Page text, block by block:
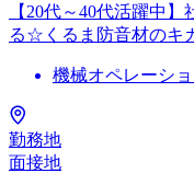
【20代～40代活躍中
る☆くるま防音材のキ
機械オペレーシ
勤務地
面接地